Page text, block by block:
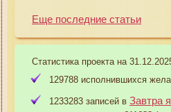
Еще последние статьи
Статистика проекта на
129788 исполнившихся
1233283 записей в Завтра